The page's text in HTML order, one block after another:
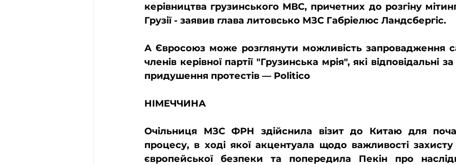
керівництва грузинського МВС, причетних до розгіну
Грузії - заявив глава литовсько МЗС Габріелюс Ландсбергіс.
А Євросоюз може розглянути можливість запровадження
членів керівної партії "Грузинська мрія", які відповідальні
придушення протестів — Politico
НІМЕЧЧИНА
Очільниця МЗС ФРН здійснила візит до Китаю для
процесу, в ході якої акцентуала щодо важливості захисту
європейської безпеки та попередила Пекін про